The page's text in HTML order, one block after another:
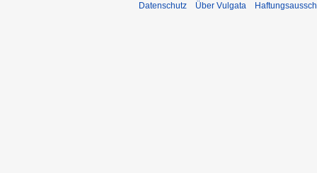
Datenschutz Über Vulgata